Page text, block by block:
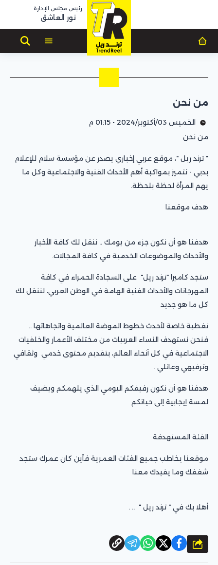
رئيس مجلس الإدارة
نور العاشق
من نحن
الخميس 03/أكتوبر/2024 - 01:15 م
من نحن
" ترند ريل "، موقع عربي إخباري يصدر عن مؤسسة سلام للإعلام
بدبي - نتميز بمواكبة أهم الأحداث الفنية والاجتماعية وكل ما
يهم المرأة لحظة بلحظة.
هدف موقعنا
هدفنا هو أن نكون جزء من يومك .. ننقل لك كافة الأخبار
والأحداث والموضوعات الخدمية في كافة المجالات.
ستجد كاميرا "ترند ريل" على السجادة الحمراء في كافة
المهرجانات والأحداث الفنية الهامة في الوطن العربي، لننقل لك
كل ما هو جديد
تغطية خاصة لأحدث خطوط الموضة العالمية واتجاهاتها ..
فنحن نستهدف النساء العربيات من مختلف الأعمار والخلفيات
الاجتماعية في كل أنحاء العالم، بتقديم محتوى خدمي وثقافي
وترفيهي وعائلي .
هدفنا هو أن نكون رفيقكم اليومي الذي يلهمكم ويضيف
لمسة إيجابية إلى حياتكم
الفئة المستهدفة
موقعنا يخاطب جميع الفئات العمرية فأين كان عمرك ستجد
شغفك وما يفيدك معنا
أهلا بك في " ترند ريل " .. .
شارك